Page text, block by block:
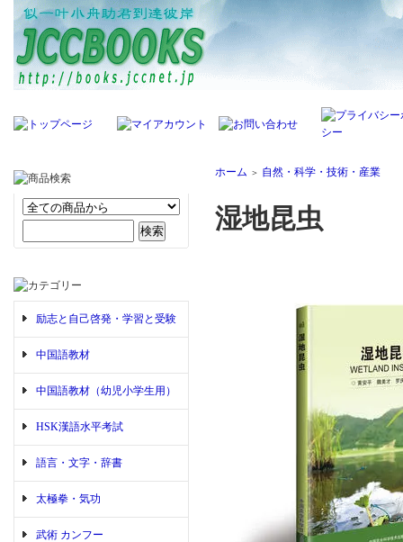
励志と自己啓発・学習と受験
中国語教材
中国語教材（幼児小学生用）
HSK漢語水平考試
語言・文字・辞書
太極拳・気功
武術 カンフー
ホーム ＞ 自然・科学・技術・産業
湿地昆虫